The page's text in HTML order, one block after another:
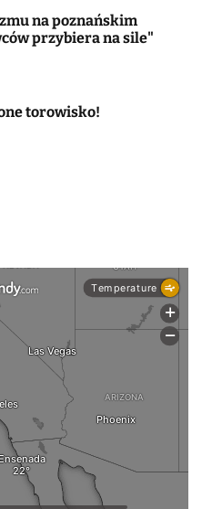
na poznańskim
przybiera na sile"
torowisko!